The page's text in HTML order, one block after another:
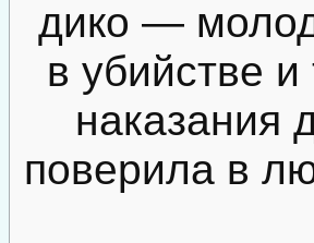
дико —
в убийстве
наказания
поверила в